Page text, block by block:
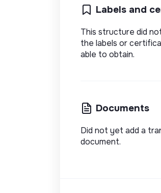
Labels and
This structure did
the labels or
able to obtain.
Documents
Did not yet add a
document.